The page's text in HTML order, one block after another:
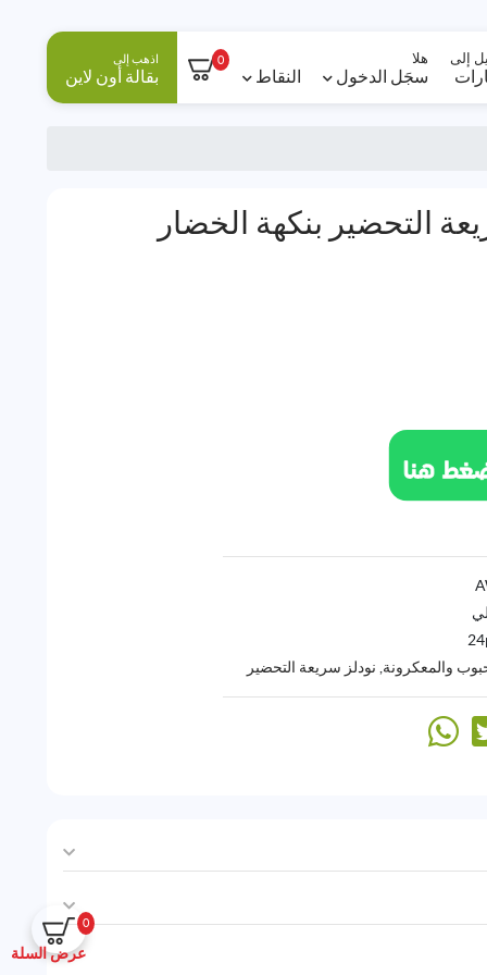
إلى هلا
سجَل الدخول النقاط
0 اذهب إلى
بقالة أون لاين
0
عرض السلة
التحضير بنكهة الخضار
والمعكرونة, نودلز سريعة التحضير